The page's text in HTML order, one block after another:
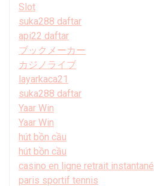
Slot
suka288 daftar
api22 daftar
ブックメーカー
カジノライブ
layarkaca21
suka288 daftar
Yaar Win
Yaar Win
hút bồn cầu
hút bồn cầu
casino en ligne retrait instantané
paris sportif tennis